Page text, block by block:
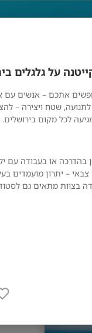
על גלגלים
אתכם – אנשים עם
שטח ויצירה –
לכל מקום בירושלים.
בהדרכה או בעבודה עם
צבאי – יתרון מועמדים
בצוות מתאים גם